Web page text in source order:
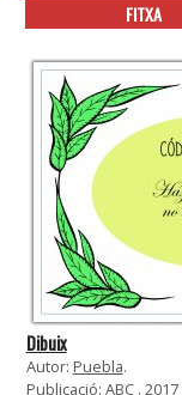
FITXA
Dibuix
Autor: Puebla.
Publicació: ABC . 2017